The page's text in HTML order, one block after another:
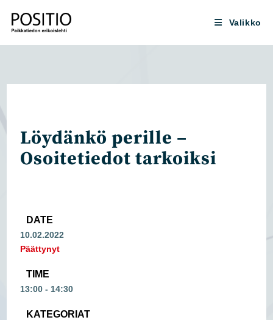
suoraan
sisältöön
Valikko
Löydänkö perille –
Osoitetiedot tarkoiksi
DATE
10.02.2022
Päättynyt
TIME
13:00 - 14:30
KATEGORIAT